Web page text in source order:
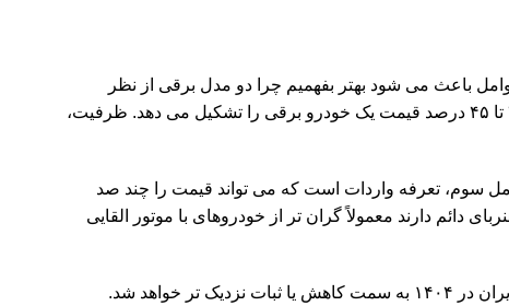
باعث می شود بهتر بفهمیم چرا دو مدل برقی از نظر
امکانات مشابه، تفاوت قیمتی چشمگیری دارند. عامل اول، قیمت باتری است. باتری حدود ۳۰ تا ۴۵ درصد قیمت یک خودرو برقی را تشکیل می دهد. ظرفیت،
سوم، تعرفه واردات است که می تواند قیمت را چند صد
دائم دارند معمولاً گران تر از خودروهای با موتور القایی
شد.